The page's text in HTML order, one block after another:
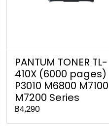
PANTUM TONER TL-
410X (6000 pages)
P3010 M6800 M7100
M7200 Series
฿4,290